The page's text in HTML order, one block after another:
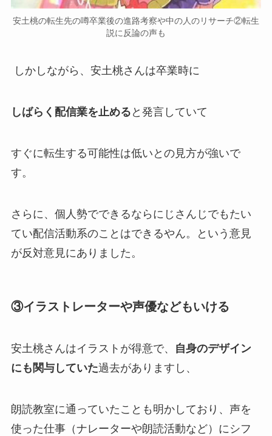
安土桃の転生先の噂卒業後の進路考察や中の人のリサーチ②転生
説に反論の声も
しかしながら、安土桃さんは卒業時に
しばらく配信業を止める と発言していて
すぐに転生する可能性は低い との見方が強いで
す。
さらに、個人勢でできるなら にじさんじでもたい
てい配信活動系のことはできるやん。
という意見
が反対意見にありました。
③イラストレーターや声優などもいける
安土桃さんはイラストが得意で、
自身のデザイン
にも関与していた過去がありますし、
朗読教室に通っていたことも明かしており、 声を
使った仕事（ナレーターや朗読活動など）にシフ